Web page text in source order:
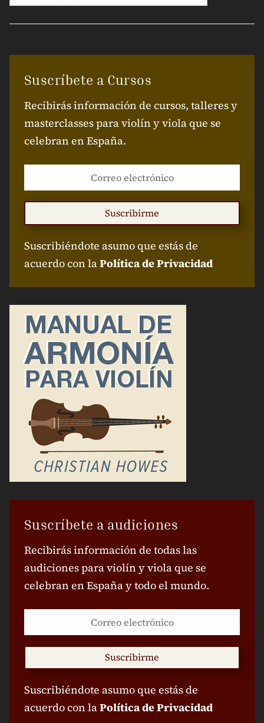
Suscríbete a Cursos
Recibirás información de cursos, talleres y
masterclasses para violín y viola que se
celebran en España.
Suscribirme
Suscribiéndote asumo que estás de
acuerdo con laPolítica de Privacidad
Suscríbete a audiciones
Recibirás información de todas las
audiciones para violín y viola que se
celebran en España y todo el mundo.
Suscribirme
Suscribiéndote asumo que estás de
acuerdo con laPolítica de Privacidad